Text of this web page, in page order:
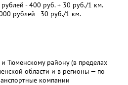
- 400 руб. + 30 руб./1 км.
рублей - 30 руб./1 км.
Тюменскому району (в пределах
области и в регионы — по
компании